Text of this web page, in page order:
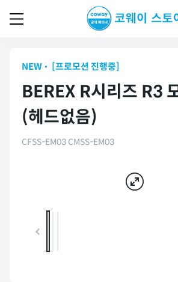
NEW [프로모션 진행중]
BEREX R시리즈 R3
(헤드없음)
CFSS-EM03 CMSS-EM03